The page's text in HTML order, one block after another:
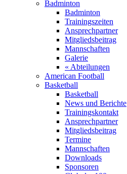
Badminton
Badminton
Trainingszeiten
Ansprechpartner
Mitgliedsbeitrag
Mannschaften
Galerie
« Abteilungen
American Football
Basketball
Basketball
News und Berichte
Trainingskontakt
Ansprechpartner
Mitgliedsbeitrag
Termine
Mannschaften
Downloads
Sponsoren